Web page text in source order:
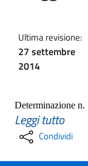
Ultima revisione:
27 settembre
2014
Determinazione
Leggi tutto
Condividi